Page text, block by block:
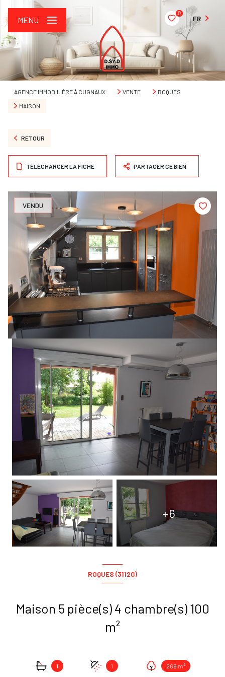
0
FR
MENU
AGENCE IMMOBILIÈRE À CUGNAUX VENTE
ROQUES
MAISON
RETOUR
TÉLÉCHARGER LA FICHE PARTAGER CE BIEN
VENDU
+6
ROQUES (31120)
Maison 5 pièce(s) 4 chambre(s) 100
m²
1 1 268 m²